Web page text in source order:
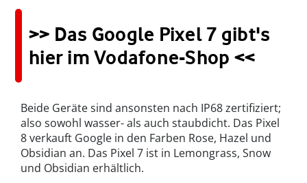
>> Das Google Pixel 7 gibt's
hier im Vodafone-Shop <<
Beide Geräte sind ansonsten nach IP68 zertifiziert;
also sowohl wasser- als auch staubdicht. Das Pixel
8 verkauft Google in den Farben Rose, Hazel und
Obsidian an. Das Pixel 7 ist in Lemongrass, Snow
und Obsidian erhältlich.